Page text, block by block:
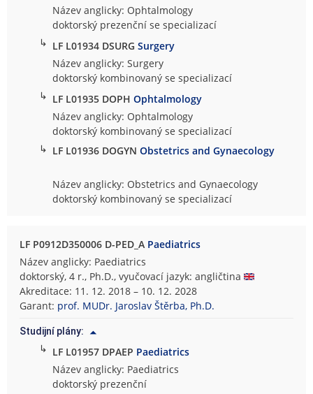
Název anglicky: Ophtalmology
doktorský prezenční se specializací
↳ LF L01934 DSURGSurgery
Název anglicky: Surgery
doktorský kombinovaný se specializací
↳ LF L01935 DOPHOphtalmology
Název anglicky: Ophtalmology
doktorský kombinovaný se specializací
↳ LF L01936 DOGYNObstetrics and Gynaecology
Název anglicky: Obstetrics and Gynaecology
doktorský kombinovaný se specializací
LF P0912D350006 D-PED_A Paediatrics
Název anglicky: Paediatrics
doktorský, 4 r., Ph.D., vyučovací jazyk: angličtina
Akreditace: 11. 12. 2018 – 10. 12. 2028
Garant: prof. MUDr. Jaroslav Štěrba, Ph.D.
Studijní plány:
↳ LF L01957 DPAEP Paediatrics
Název anglicky: Paediatrics
doktorský prezenční